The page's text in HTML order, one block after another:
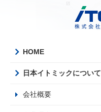
HOME
日本イトミックについて
会社概要